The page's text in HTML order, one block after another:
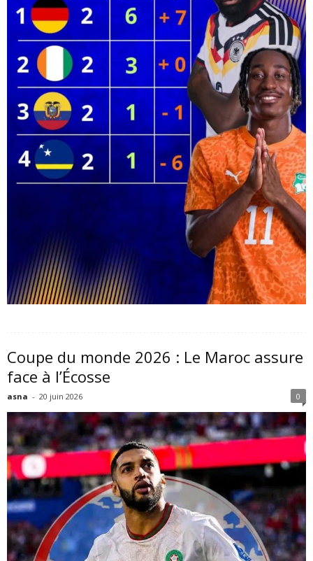
Coupe du monde 2026 : Le Maroc assure
face à l’Écosse
asna - 20 juin 2026 0